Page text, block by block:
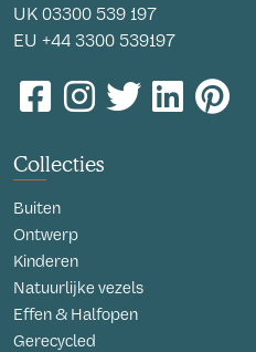
UK 03300 539 197
EU +44 3300 539197
Collecties
Buiten
Ontwerp
Kinderen
Natuurlijke vezels
Effen & Halfopen
Gerecycled